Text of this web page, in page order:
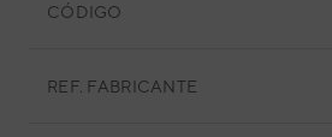
CÓDIGO
REF. FABRICANTE